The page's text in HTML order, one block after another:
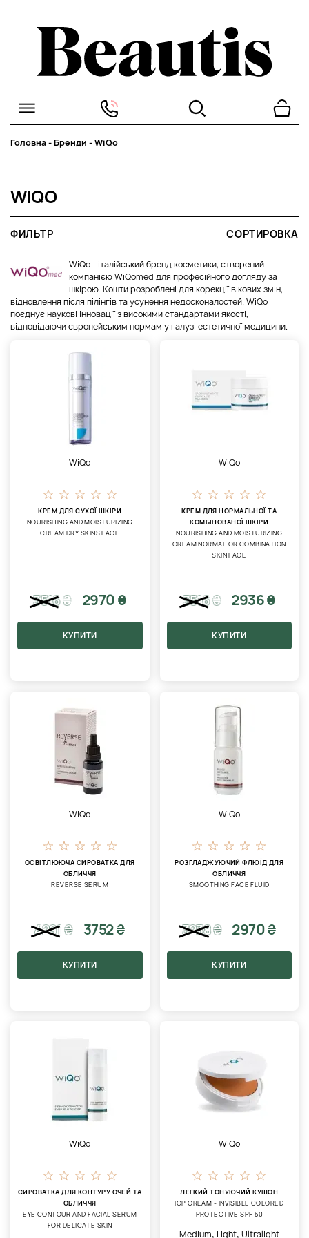
Головна-Бренди -WiQo
WIQO
ФИЛЬТР СОРТИРОВКА
WiQo - італійський бренд косметики, створений
компанією WiQomed для професійного догляду за
шкірою. Кошти розроблені для корекції вікових змін,
відновлення після пілінгів та усунення недосконалостей. WiQo
поєднує наукові інновації з високими стандартами якості,
відповідаючи європейським нормам у галузі естетичної медицини.
WiQo
КРЕМ ДЛЯ СУХОЇ ШКІРИ
NOURISHING AND MOISTURIZING
CREAM DRY SKINS FACE
3516₴ 2970 ₴
КУПИТИ
WiQo
КРЕМ ДЛЯ НОРМАЛЬНОЇ ТА
КОМБІНОВАНОЇ ШКІРИ
NOURISHING AND MOISTURIZING
CREAM NORMAL OR COMBINATION
SKIN FACE
3516₴ 2936 ₴
КУПИТИ
WiQo
ОСВІТЛЮЮЧА СИРОВАТКА ДЛЯ
ОБЛИЧЧЯ
REVERSE SERUM
4291₴ 3752 ₴
КУПИТИ
WiQo
РОЗГЛАДЖУЮЧИЙ ФЛЮЇД ДЛЯ
ОБЛИЧЧЯ
SMOOTHING FACE FLUID
3238₴ 2970 ₴
КУПИТИ
WiQo
СИРОВАТКА ДЛЯ КОНТУРУ ОЧЕЙ ТА
ОБЛИЧЧЯ
EYE CONTOUR AND FACIAL SERUM
FOR DELICATE SKIN
WiQo
ЛЕГКИЙ ТОНУЮЧИЙ КУШОН
ICP CREAM - INVISIBLE COLORED
PROTECTIVE SPF 50
Medium, Light, Ultralight